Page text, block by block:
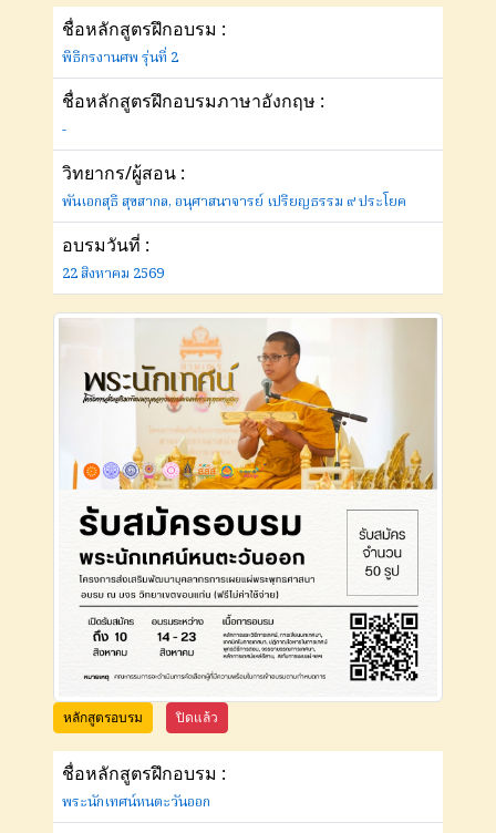
ชื่อหลักสูตรฝึกอบรม :
พิธีกรงานศพ รุ่นที่ 2
ชื่อหลักสูตรฝึกอบรมภาษาอังกฤษ :
-
วิทยากร/ผู้สอน :
พันเอกสุธี สุขสากล, อนุศาสนาจารย์ เปรียญธรรม ๙ ประโยค
อบรมวันที่ :
22 สิงหาคม 2569
หลักสูตรอบรม ปิดแล้ว
ชื่อหลักสูตรฝึกอบรม :
พระนักเทศน์หนตะวันออก